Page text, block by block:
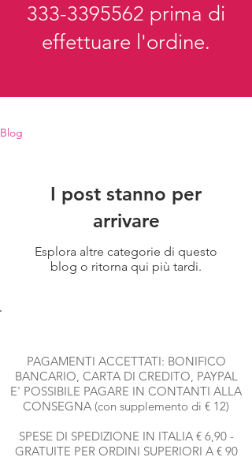
333-3395562 prima di
effettuare l'ordine.
Blog
I post stanno per
arrivare
Esplora altre categorie di questo
blog o ritorna qui più tardi.
PAGAMENTI ACCETTATI: BONIFICO
BANCARIO, CARTA DI CREDITO, PAYPAL
E' POSSIBILE PAGARE IN CONTANTI ALLA
CONSEGNA (con supplemento di € 12)
SPESE DI SPEDIZIONE IN ITALIA € 6,90 -
GRATUITE PER ORDINI SUPERIORI A € 90